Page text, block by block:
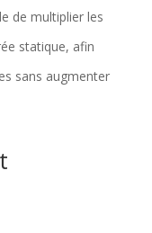
de multiplier les
statique, afin
sans augmenter